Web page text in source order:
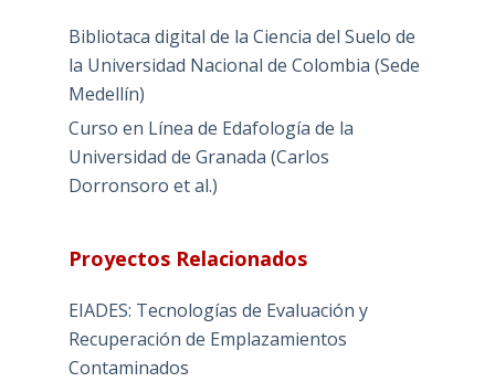
Bibliotaca digital de la Ciencia del Suelo de
la Universidad Nacional de Colombia (Sede
Medellín)
Curso en Línea de Edafología de la
Universidad de Granada (Carlos
Dorronsoro et al.)
Proyectos Relacionados
EIADES: Tecnologías de Evaluación y
Recuperación de Emplazamientos
Contaminados